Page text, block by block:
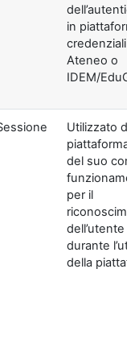
in
credenziali di
Ateneo o
IDEM/
Utilizzato
piattaforma
del suo
per il
dell’utente
durante
della